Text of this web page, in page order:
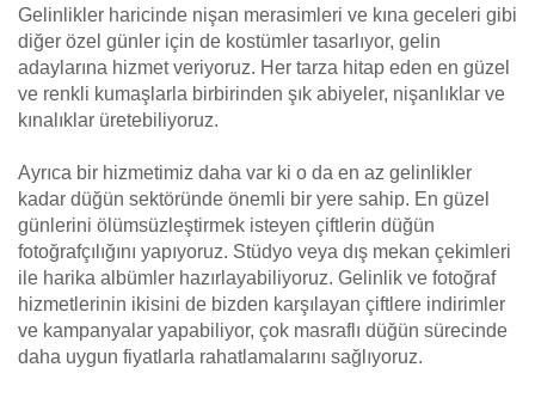
Gelinlikler haricinde nişan merasimleri ve kına geceleri gibi
diğer özel günler için de kostümler tasarlıyor, gelin
adaylarına hizmet veriyoruz. Her tarza hitap eden en güzel
ve renkli kumaşlarla birbirinden şık abiyeler, nişanlıklar ve
kınalıklar üretebiliyoruz.
Ayrıca bir hizmetimiz daha var ki o da en az gelinlikler
kadar düğün sektöründe önemli bir yere sahip. En güzel
günlerini ölümsüzleştirmek isteyen çiftlerin düğün
fotoğrafçılığını yapıyoruz. Stüdyo veya dış mekan çekimleri
ile harika albümler hazırlayabiliyoruz. Gelinlik ve fotoğraf
hizmetlerinin ikisini de bizden karşılayan çiftlere indirimler
ve kampanyalar yapabiliyor, çok masraflı düğün sürecinde
daha uygun fiyatlarla rahatlamalarını sağlıyoruz.